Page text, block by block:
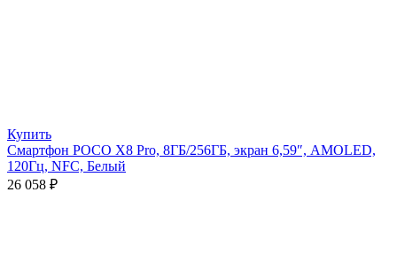
Купить
Смартфон POCO X8 Pro, 8ГБ/256ГБ, экран 6,59″, AMOLED,
120Гц, NFC, Белый
26 058 ₽